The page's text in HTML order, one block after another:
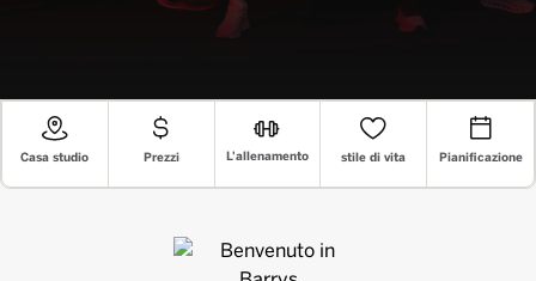
Casa studio Prezzi L'allenamento stile di vita Pianificazione